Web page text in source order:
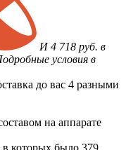
И 4 718 руб. в
условия в
до вас 4 разными
на аппарате